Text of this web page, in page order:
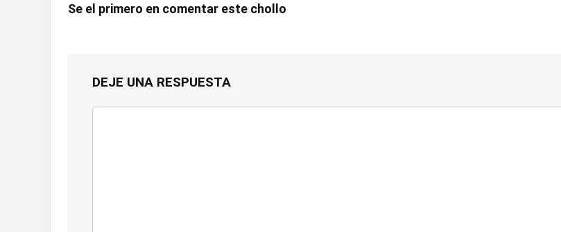
Se el primero en comentar este chollo
DEJE UNA RESPUESTA